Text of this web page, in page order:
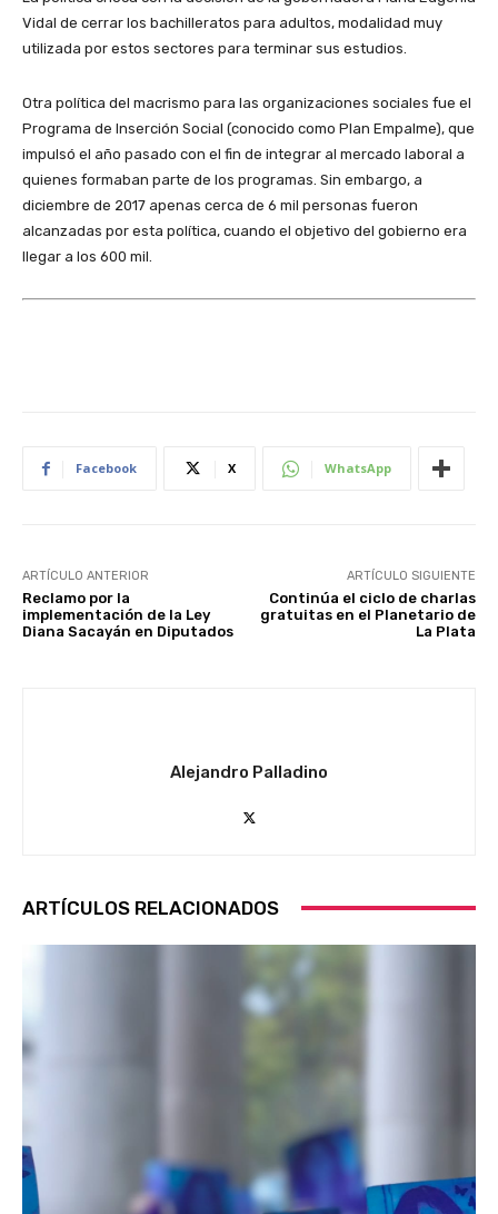
Vidal de cerrar los bachilleratos para adultos, modalidad muy
utilizada por estos sectores para terminar sus estudios.
Otra política del macrismo para las organizaciones sociales fue el
Programa de Inserción Social (conocido como Plan Empalme), que
impulsó el año pasado con el fin de integrar al mercado laboral a
quienes formaban parte de los programas. Sin embargo, a
diciembre de 2017 apenas cerca de 6 mil personas fueron
alcanzadas por esta política, cuando el objetivo del gobierno era
llegar a los 600 mil.
Facebook X WhatsApp
ARTÍCULO ANTERIOR
Reclamo por la
implementación de la Ley
Diana Sacayán en Diputados
ARTÍCULO SIGUIENTE
Continúa el ciclo de charlas
gratuitas en el Planetario de
La Plata
Alejandro Palladino
ARTÍCULOS RELACIONADOS